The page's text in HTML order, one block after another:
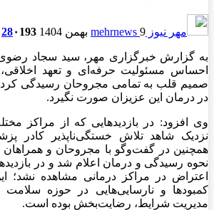
مهر نیوز mehrnews 9 بهمن 1404 28۰ 193
به گزارش خبرگزاری مهر، سید سجاد
احساس مسئولیت حرفه‌ای و تعهد
صمیم قلب به تمامی مجروحان رسیدگی
در درمان این عزیزان صورت نگیرد.
وی افزود: در بازدیدهایی که از مراکز
نزدیک شاهد تلاش خستگی‌ناپذیر کادر
همچنین در گفت‌وگو با مجروحان و همراهان
نحوه رسیدگی و درمان اعلام شد و در
اعتراض در مراکز درمانی مشاهده نشد؛
کمبودها و نارسایی‌هایی در حوزه سلامت
مدیریت شرایط، رضایت‌بخش بوده است.